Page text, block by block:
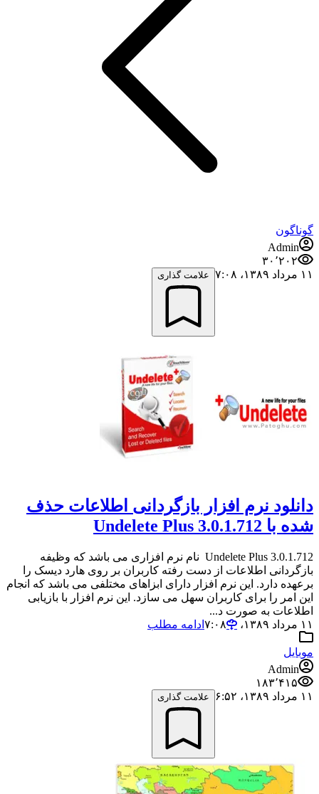
گوناگون
Admin
۳۰٬۲۰۲
۱۱ مرداد ۱۳۸۹،‏ ۷:۰۸
علامت گذاری
دانلود نرم افزار بازگردانی اطلاعات حذف
شده با Undelete Plus 3.0.1.712
Undelete Plus 3.0.1.712 نام نرم افزاری می باشد که وظیفه
بازگردانی اطلاعات از دست رفته کاربران بر روی هارد دیسک را
برعهده دارد. این نرم افزار دارای ابزاهای مختلفی می باشد که انجام
این امر را برای کاربران سهل می سازد. این نرم افزار با بازیابی
اطلاعات به صورت د...
۱۱ مرداد ۱۳۸۹،‏ ۷:۰۸
ادامه مطلب
موبایل
Admin
۱۸۳٬۴۱۵
۱۱ مرداد ۱۳۸۹،‏ ۶:۵۲
علامت گذاری